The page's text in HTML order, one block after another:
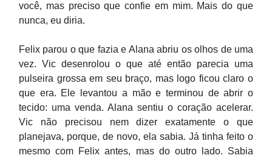
você, mas preciso que confie em mim. Mais do que
nunca, eu diria.
Felix parou o que fazia e Alana abriu os olhos de uma
vez. Vic desenrolou o que até então parecia uma
pulseira grossa em seu braço, mas logo ficou claro o
que era. Ele levantou a mão e terminou de abrir o
tecido: uma venda. Alana sentiu o coração acelerar.
Vic não precisou nem dizer exatamente o que
planejava, porque, de novo, ela sabia. Já tinha feito o
mesmo com Felix antes, mas do outro lado. Sabia